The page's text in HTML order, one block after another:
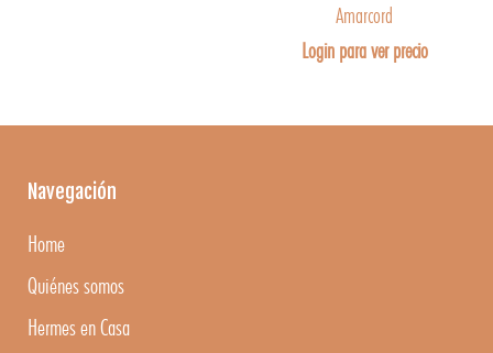
Amarcord
Login para ver precio
Navegación
Home
Quiénes somos
Hermes en Casa